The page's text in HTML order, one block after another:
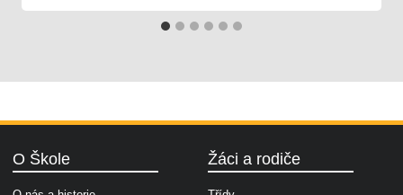
O Škole Žáci a rodiče